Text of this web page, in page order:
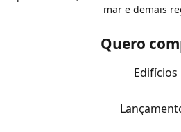
mar e demais
Quero
Edifícios